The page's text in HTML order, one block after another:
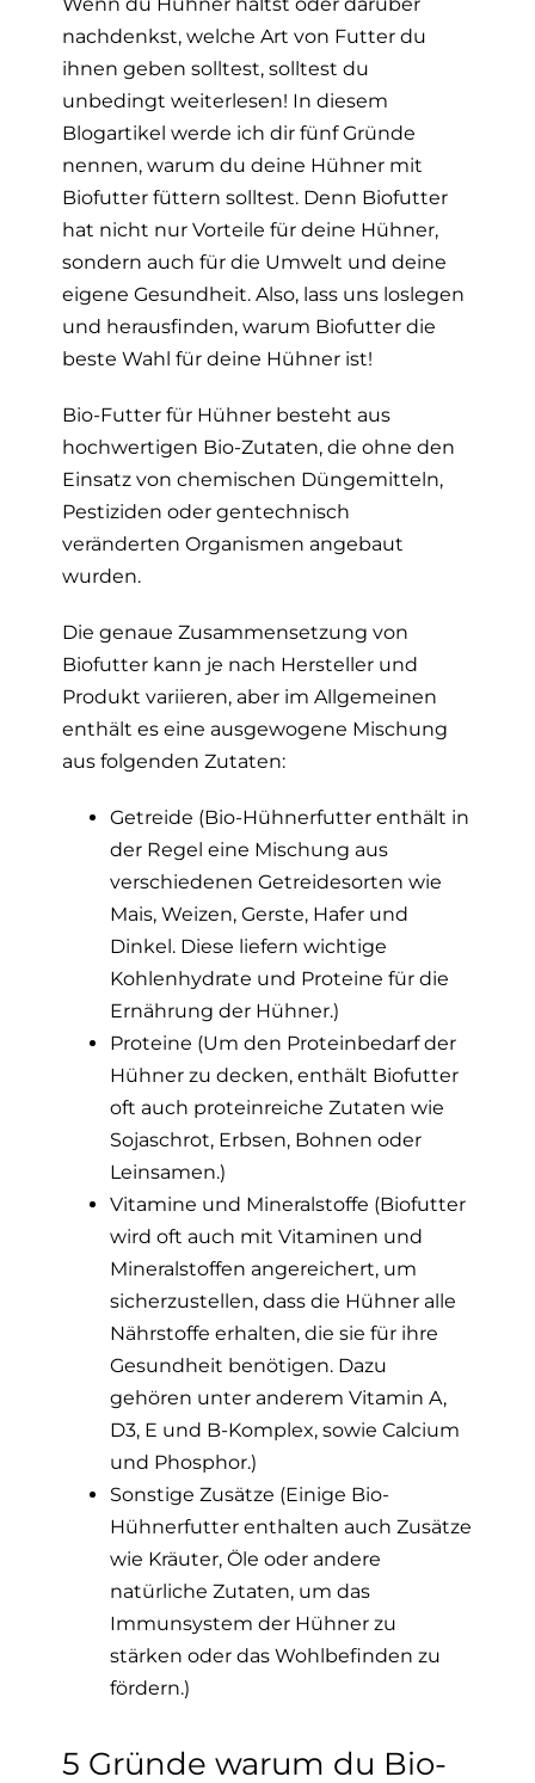
nachdenkst, welche Art von Futter du
ihnen geben solltest, solltest du
unbedingt weiterlesen! In diesem
Blogartikel werde ich dir fünf Gründe
nennen, warum du deine Hühner mit
Biofutter füttern solltest. Denn Biofutter
hat nicht nur Vorteile für deine Hühner,
sondern auch für die Umwelt und deine
eigene Gesundheit. Also, lass uns loslegen
und herausfinden, warum Biofutter die
beste Wahl für deine Hühner ist!
Bio-Futter für Hühner besteht aus
hochwertigen Bio-Zutaten, die ohne den
Einsatz von chemischen Düngemitteln,
Pestiziden oder gentechnisch
veränderten Organismen angebaut
wurden.
Die genaue Zusammensetzung von
Biofutter kann je nach Hersteller und
Produkt variieren, aber im Allgemeinen
enthält es eine ausgewogene Mischung
aus folgenden Zutaten:
Getreide (Bio-Hühnerfutter enthält in
der Regel eine Mischung aus
verschiedenen Getreidesorten wie
Mais, Weizen, Gerste, Hafer und
Dinkel. Diese liefern wichtige
Kohlenhydrate und Proteine für die
Ernährung der Hühner.)
Proteine (Um den Proteinbedarf der
Hühner zu decken, enthält Biofutter
oft auch proteinreiche Zutaten wie
Sojaschrot, Erbsen, Bohnen oder
Leinsamen.)
Vitamine und Mineralstoffe (Biofutter
wird oft auch mit Vitaminen und
Mineralstoffen angereichert, um
sicherzustellen, dass die Hühner alle
Nährstoffe erhalten, die sie für ihre
Gesundheit benötigen. Dazu
gehören unter anderem Vitamin A,
D3, E und B-Komplex, sowie Calcium
und Phosphor.)
Sonstige Zusätze (Einige Bio-
Hühnerfutter enthalten auch Zusätze
wie Kräuter, Öle oder andere
natürliche Zutaten, um das
Immunsystem der Hühner zu
stärken oder das Wohlbefinden zu
fördern.)
5 Gründe warum du Bio-